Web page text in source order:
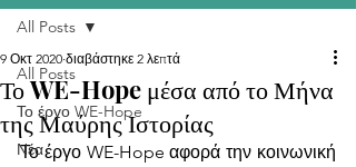
All Posts
Το έργο WE-Hope
Νέα
All Posts
Το WE-Hope μέσα από το Μήνα
της Μαύρης Ιστορίας
9 Οκτ 2020 διαβάστηκε 2 λεπτά
Το έργο WE-Hope αφορά την κοινωνική